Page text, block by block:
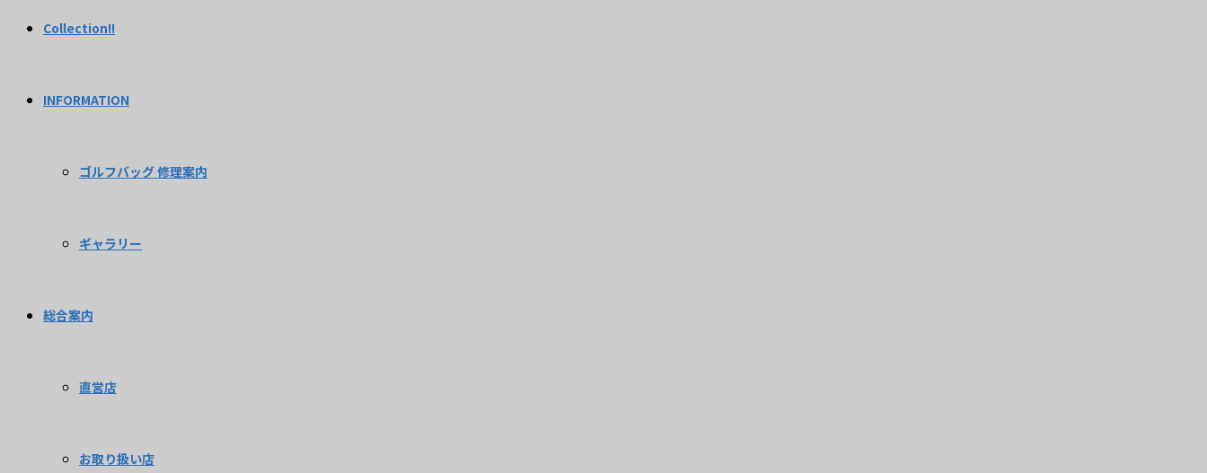
Collection!!
INFORMATION
ゴルフバッグ 修理案内
ギャラリー
総合案内
直営店
お取り扱い店